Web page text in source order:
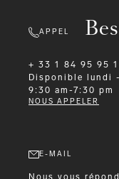
APPEL
+ 33 1 84 95 95
Disponible
lundi
9:30 am-7:30 pm
NOUS APPELER
E-MAIL
Nous vous